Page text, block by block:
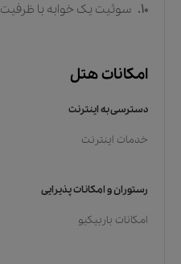
10. سوئیت یک خوابه با ظرفیت
امکانات هتل
دسترسی به اینترنت
خدمات اینترنت
رستوران و امکانات پذیرایی
امکانات باربیکیو